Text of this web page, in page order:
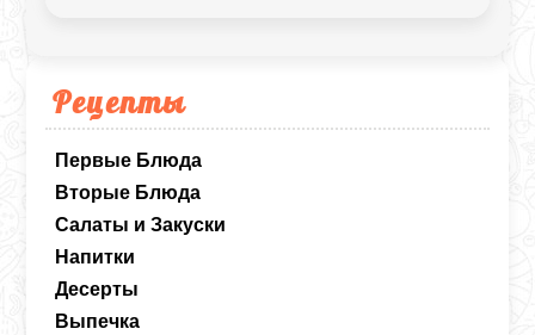
Рецепты
Первые Блюда
Вторые Блюда
Салаты и Закуски
Напитки
Десерты
Выпечка